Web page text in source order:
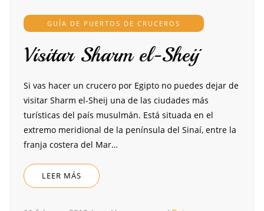
GUÍA DE PUERTOS DE CRUCEROS
Visitar Sharm el-Sheij
Si vas hacer un crucero por Egipto no puedes dejar de
visitar Sharm el-Sheij una de las ciudades más
turísticas del país musulmán. Está situada en el
extremo meridional de la península del Sinaí, entre la
franja costera del Mar…
LEER MÁS